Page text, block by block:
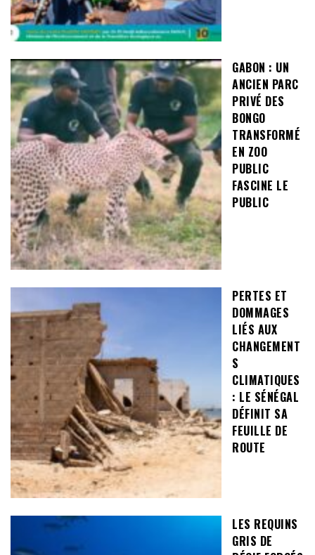
GABON : UN
ANCIEN PARC
PRIVÉ DES
BONGO
TRANSFORMÉ
EN ZOO
PUBLIC
FASCINE LE
PUBLIC
PERTES ET
DOMMAGES
LIÉS AUX
CHANGEMENT
S
CLIMATIQUES
: LE SÉNÉGAL
DÉFINIT SA
FEUILLE DE
ROUTE
LES REQUINS
GRIS DE